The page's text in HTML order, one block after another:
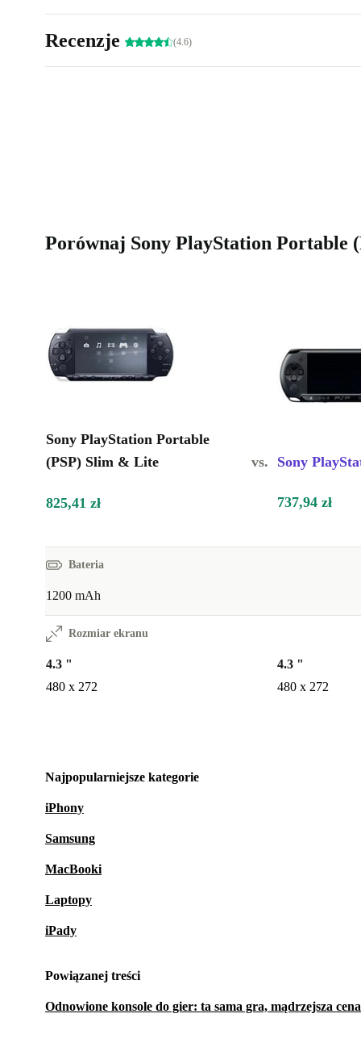
Recenzje (4.6)
Porównaj Sony PlayStation
Sony PlayStation Portable
(PSP) Slim & Lite
vs. Sony
825,41 zł 737,94 zł
Bateria
1200 mAh
Rozmiar ekranu
4.3 "
480 x 272
4.3 "
480 x 272
Najpopularniejsze kategorie
iPhony
Samsung
MacBooki
Laptopy
iPady
Powiązanej treści
Odnowione konsole do gier: ta sama gra, mądrzejsza cena